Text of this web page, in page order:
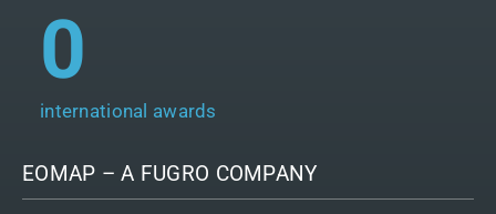
0
international awards
EOMAP – A FUGRO COMPANY